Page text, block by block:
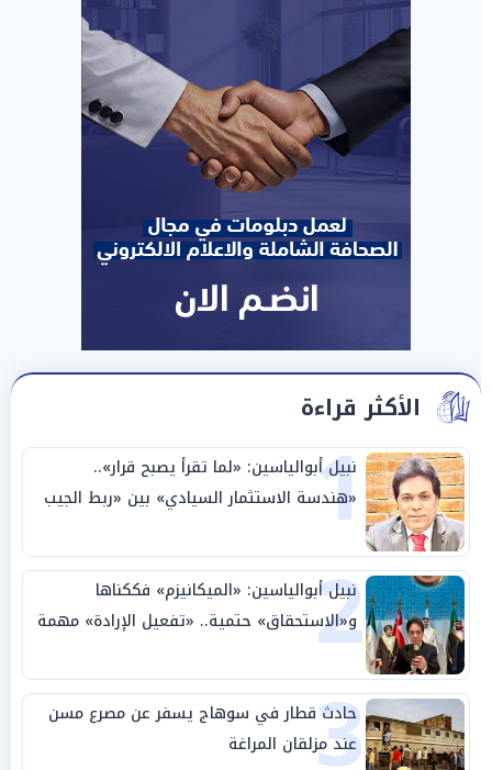
الأكثر قراءة
1
نبيل أبوالياسين: «لما تقرأ يصبح قرار»..
«هندسة الاستثمار السيادي» بين «ربط الجيب
بالوطن» و«سيادة الكلمة»
2
نبيل أبوالياسين: «الميكانيزم» فككناها
و«الاستحقاق» حتمية.. «تفعيل الإرادة» مهمة
الجامعة العربية
3
حادث قطار في سوهاج يسفر عن مصرع مسن
عند مزلقان المراغة